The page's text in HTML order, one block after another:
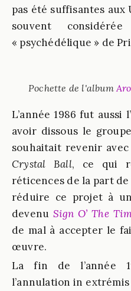
pas été suffisantes aux
souvent
« psychédélique » de
Pochette de l'album
L’année 1986 fut aussi
avoir dissous le groupe
souhaitait revenir
Crystal Ball, ce qui
réticences de la part
réduire ce projet à
devenu Sign O’ The
de mal à accepter le
œuvre.
La fin de l’année
l’annulation in